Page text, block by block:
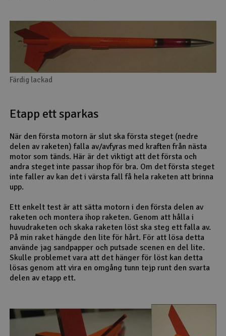
Färdig lackad
Etapp ett sparkas
När den första motorn är slut ska första steget (nedre
delen av raketen) falla av/avfyras med kraften från nästa
motor som tänds. Här är det viktigt att det första och
andra steget inte passar ihop för bra. Om det första steget
inte faller av kan det i värsta fall få hela raketen att brinna
upp.
Ett enkelt test är att sätta motorn i den första delen av
raketen och montera ihop raketen. Genom att hålla i
huvudraketen och skaka raketen löst ska steg ett falla av.
På min raket hängde den lite för hårt. För att lösa detta
använde jag sandpapper och putsade scenen en del lite.
Skulle problemet vara att det hänger för löst kan detta
lösas genom att vira en omgång tunn tejp runt den svarta
delen av etapp ett.